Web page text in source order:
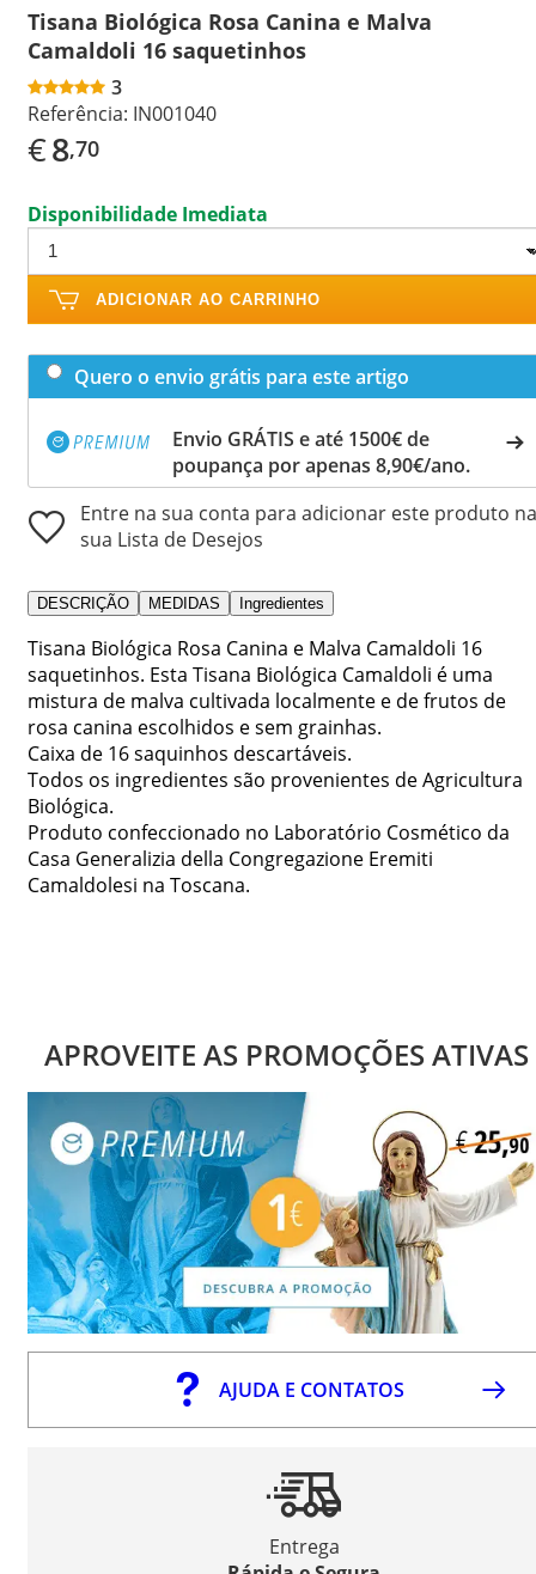
Tisana Biológica Rosa Canina e Malva
Camaldoli 16 saquetinhos
3
Referência: IN001040
€8,70
Disponibilidade Imediata
ADICIONAR AO CARRINHO
Quero o envio grátis para este artigo
Envio GRÁTIS e até 1500€ de
poupança por apenas 8,90€/ano.
Entre na sua conta para adicionar este produto na
sua Lista de Desejos
DESCRIÇÃO MEDIDAS Ingredientes
Tisana Biológica Rosa Canina e Malva Camaldoli 16
saquetinhos. Esta Tisana Biológica Camaldoli é uma
mistura de malva cultivada localmente e de frutos de
rosa canina escolhidos e sem grainhas.
Caixa de 16 saquinhos descartáveis.
Todos os ingredientes são provenientes de Agricultura
Biológica.
Produto confeccionado no Laboratório Cosmético da
Casa Generalizia della Congregazione Eremiti
Camaldolesi na Toscana.
APROVEITE AS PROMOÇÕES ATIVAS
AJUDA E CONTATOS
Entrega